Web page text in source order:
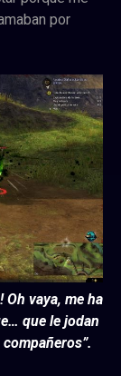
por
Oh vaya, me ha
que le jodan